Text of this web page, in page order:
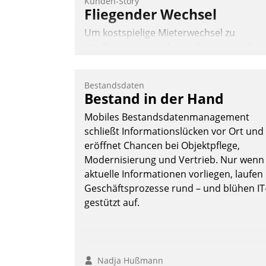
Fliegender Wechsel
Um kostspielige Mieterwechsel zu
seit Jahresbeginn eine Überblick, Einsicht
und Eingriff bietende Lösung. Zur
Entwicklung setzte man auf
Cloudtechnologie, bewährte und Startup-
Partner sowie erstmals agile
Projektmethoden.
Nadja Hußmann
Bestandsdaten
Bestand in der Hand
Mobiles Bestandsdatenmanagement
schließt Informationslücken vor Ort und
eröffnet Chancen bei Objektpflege,
Modernisierung und Vertrieb. Nur wenn
aktuelle Informationen vorliegen, laufen
Geschäftsprozesse rund – und blühen
gestützt auf.
Nadja Hußmann